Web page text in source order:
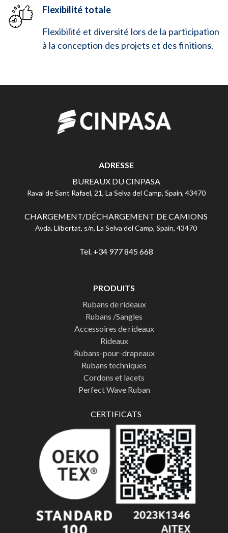
Flexibilité totale
Flexibilité et diversité lors de la participation
à la conception des projets et des finitions.
ADRESSE
BUREAUX DU CINPASA
Raval de Sant Rafael, 21, La Selva del Camp, Spain, 43470
CHARGEMENT/DÉCHARGEMENT DE CAMIONS
Avda. Llibertat, s/n, La Selva del Camp, Spain, 43470
Tel. +34 977 845 668
PRODUITS
Rubans de rideaux
Rubans /Sangles
Accessoires de rideaux
Rideaux
Rubans-pour-drapeaux
Rubans techniques
Cordons et lacets
Perfect Wave Ruban
CERTIFICATS